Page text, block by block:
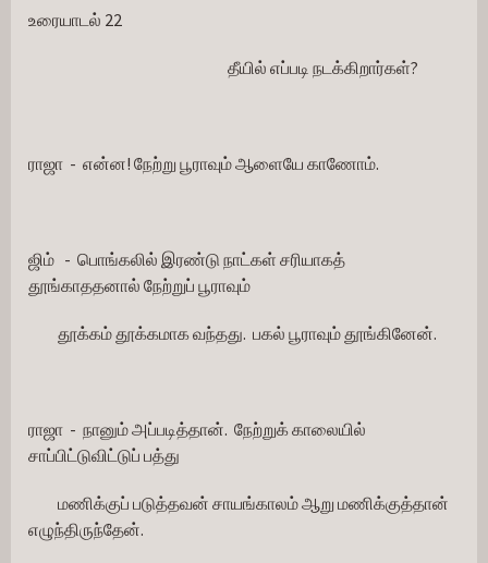
உரையாடல் 22
தீயில் எப்படி நடக்கிறார்கள்?
ராஜா  -  என்ன! நேற்று பூராவும் ஆளையே காணோம்.
ஜிம்   -  பொங்கலில் இரண்டு நாட்கள் சரியாகத்
தூங்காததனால் நேற்றுப் பூராவும்
தூக்கம் தூக்கமாக வந்தது.  பகல் பூராவும் தூங்கினேன்.
ராஜா  -  நானும் அப்படித்தான்.  நேற்றுக் காலையில்
சாப்பிட்டுவிட்டுப் பத்து
மணிக்குப் படுத்தவன் சாயங்காலம் ஆறு மணிக்குத்தான்
எழுந்திருந்தேன்.